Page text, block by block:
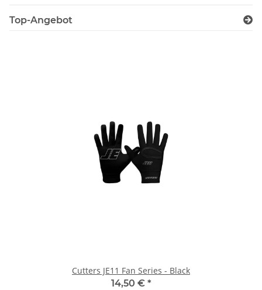
Top-Angebot
Cutters JE11 Fan Series - Black
14,50 € *